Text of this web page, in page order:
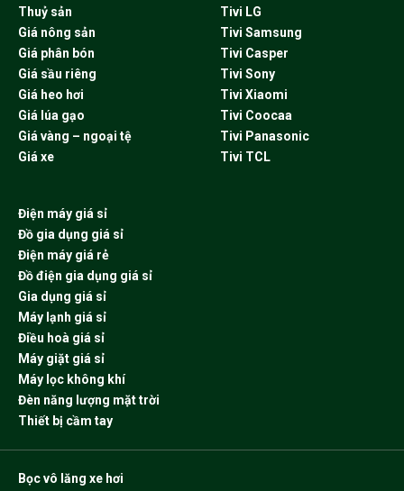
Thuỷ sản
Giá nông sản
Giá phân bón
Giá sầu riêng
Giá heo hơi
Giá lúa gạo
Giá vàng – ngoại tệ
Giá xe
Tivi LG
Tivi Samsung
Tivi Casper
Tivi Sony
Tivi Xiaomi
Tivi Coocaa
Tivi Panasonic
Tivi TCL
Điện máy giá sỉ
Đồ gia dụng giá sỉ
Điện máy giá rẻ
Đồ điện gia dụng giá sỉ
Gia dụng giá sỉ
Máy lạnh giá sỉ
Điều hoà giá sỉ
Máy giặt giá sỉ
Máy lọc không khí
Đèn năng lượng mặt trời
Thiết bị cầm tay
Bọc vô lăng xe hơi